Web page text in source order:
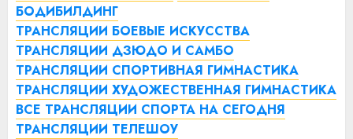
БОДИБИЛДИНГ
ТРАНСЛЯЦИИ БОЕВЫЕ ИСКУССТВА
ТРАНСЛЯЦИИ ДЗЮДО И САМБО
ТРАНСЛЯЦИИ СПОРТИВНАЯ ГИМНАСТИКА
ТРАНСЛЯЦИИ ХУДОЖЕСТВЕННАЯ ГИМНАСТИКА
ВСЕ ТРАНСЛЯЦИИ СПОРТА НА СЕГОДНЯ
ТРАНСЛЯЦИИ ТЕЛЕШОУ